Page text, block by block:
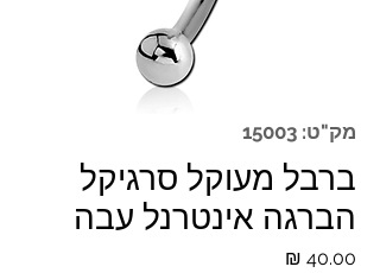
מק"ט: 15003
ברבל מעוקל סרגיקל
הברגה אינטרנל עבה